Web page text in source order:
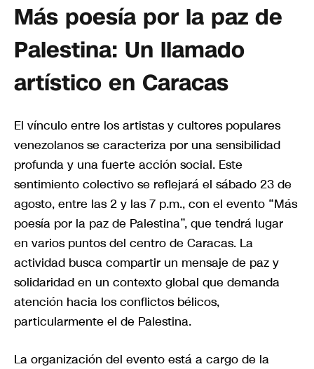
Más poesía por la paz de
Palestina: Un llamado
artístico en Caracas
El vínculo entre los artistas y cultores populares
venezolanos se caracteriza por una sensibilidad
profunda y una fuerte acción social. Este
sentimiento colectivo se reflejará el sábado 23 de
agosto, entre las 2 y las 7 p.m., con el evento “Más
poesía por la paz de Palestina”, que tendrá lugar
en varios puntos del centro de Caracas. La
actividad busca compartir un mensaje de paz y
solidaridad en un contexto global que demanda
atención hacia los conflictos bélicos,
particularmente el de Palestina.
La organización del evento está a cargo de la